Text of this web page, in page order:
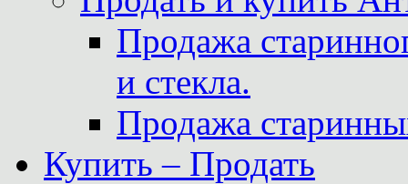
Продажа
и стекла.
Продажа
Купить – Продать